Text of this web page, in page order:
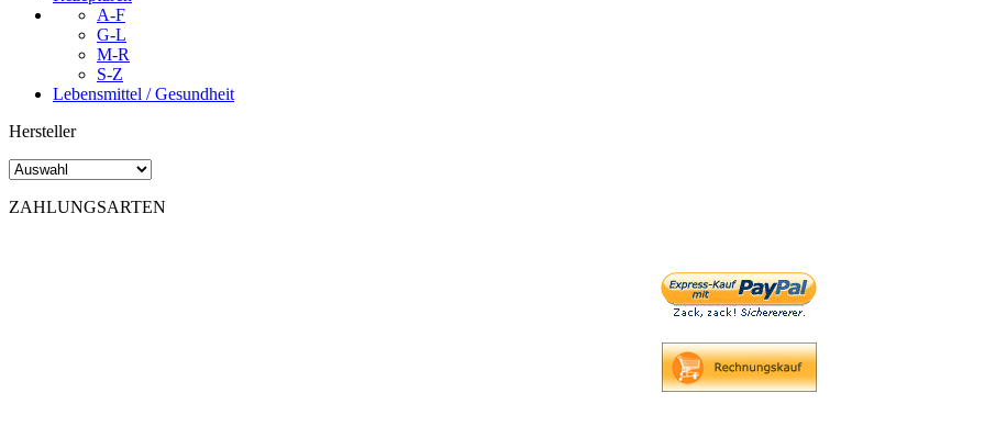
A-F
G-L
M-R
S-Z
Lebensmittel / Gesundheit
Hersteller
ZAHLUNGSARTEN